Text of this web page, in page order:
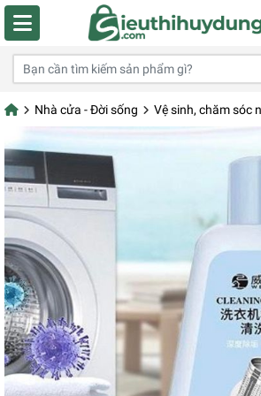
Nhà cửa - Đời sống Vệ sinh, chăm sóc